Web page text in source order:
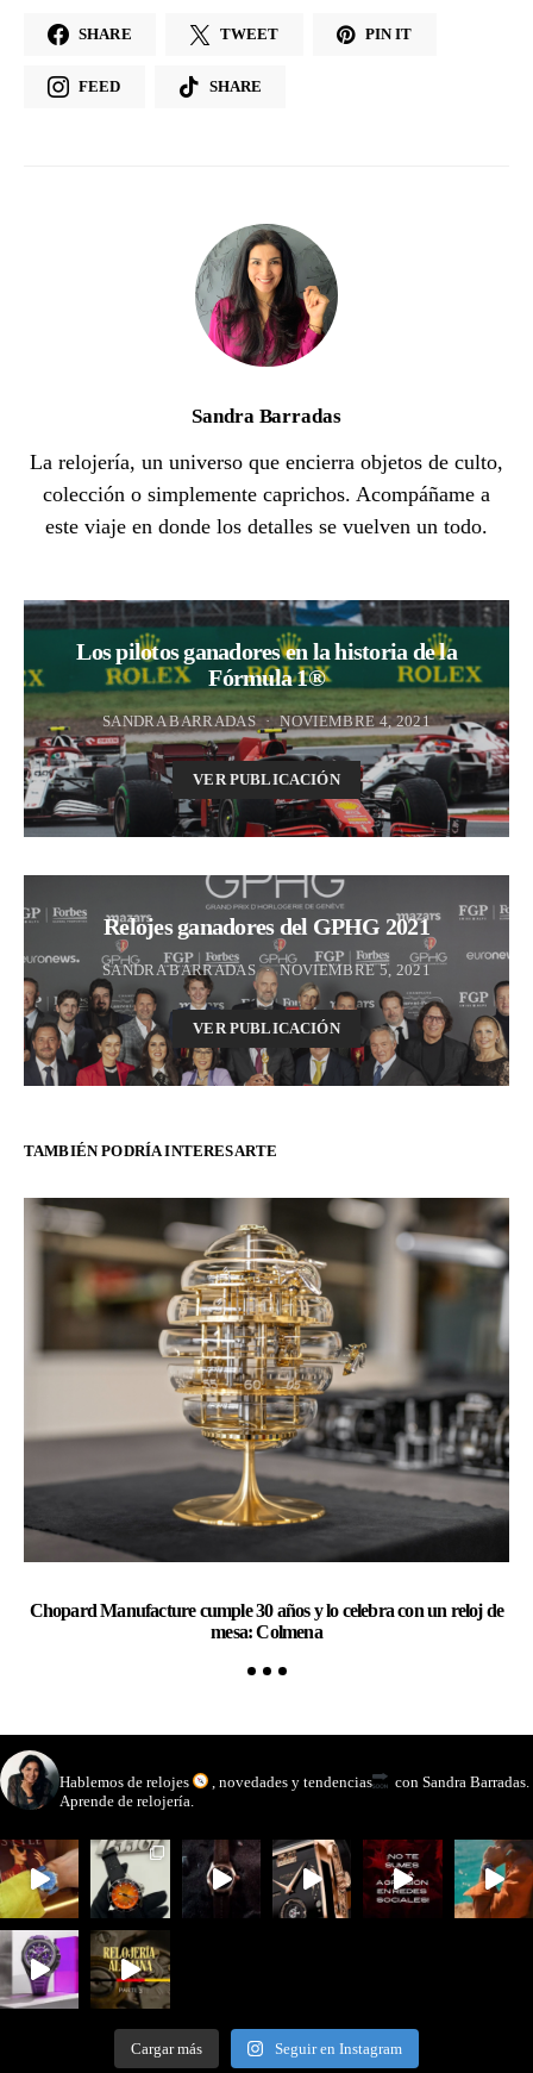
SHARE TWEET PIN IT
FEED SHARE
Sandra Barradas
La relojería, un universo que encierra objetos de culto,
colección o simplemente caprichos. Acompáñame a
este viaje en donde los detalles se vuelven un todo.
Los pilotos ganadores en la historia de la
Fórmula 1®
SANDRA BARRADAS NOVIEMBRE 4, 2021
VER PUBLICACIÓN
Relojes ganadores del GPHG 2021
SANDRA BARRADAS NOVIEMBRE 5, 2021
VER PUBLICACIÓN
TAMBIÉN PODRÍA INTERESARTE
Chopard Manufacture cumple 30 años y lo celebra con un reloj de
mesa: Colmena
Hablemos de relojes , novedades y tendencias
con Sandra Barradas.
Aprende de relojería.
Cargar más Seguir en Instagram